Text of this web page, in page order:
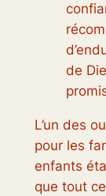
de
L’un des
pour les
enfants
que tout